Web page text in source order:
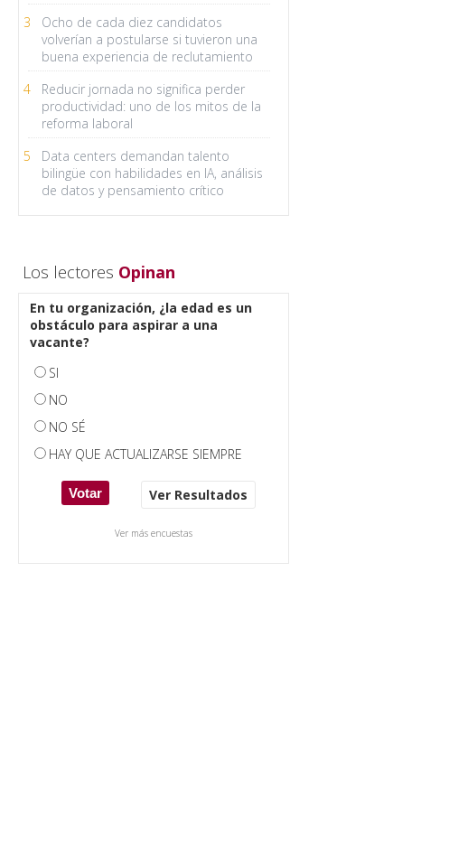
3
Ocho de cada diez candidatos
volverían a postularse si tuvieron una
buena experiencia de reclutamiento
4
Reducir jornada no significa perder
productividad: uno de los mitos de la
reforma laboral
5
Data centers demandan talento
bilingüe con habilidades en IA, análisis
de datos y pensamiento crítico
Los lectores Opinan
En tu organización, ¿la edad es un
obstáculo para aspirar a una
vacante?
SI
NO
NO SÉ
HAY QUE ACTUALIZARSE SIEMPRE
Ver Resultados
Ver más encuestas